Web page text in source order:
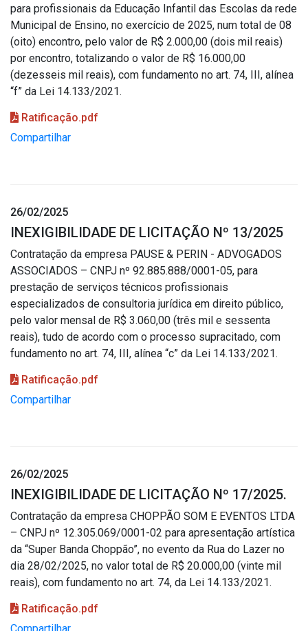
para profissionais da Educação Infantil das Escolas da rede
Municipal de Ensino, no exercício de 2025, num total de 08
(oito) encontro, pelo valor de R$ 2.000,00 (dois mil reais)
por encontro, totalizando o valor de R$ 16.000,00
(dezesseis mil reais), com fundamento no art. 74, III, alínea
“f” da Lei 14.133/2021.
Ratificação.pdf
Compartilhar
26/02/2025
INEXIGIBILIDADE DE LICITAÇÃO Nº 13/2025
Contratação da empresa PAUSE & PERIN - ADVOGADOS
ASSOCIADOS – CNPJ nº 92.885.888/0001-05, para
prestação de serviços técnicos profissionais
especializados de consultoria jurídica em direito público,
pelo valor mensal de R$ 3.060,00 (três mil e sessenta
reais), tudo de acordo com o processo supracitado, com
fundamento no art. 74, III, alínea “c” da Lei 14.133/2021.
Ratificação.pdf
Compartilhar
26/02/2025
INEXIGIBILIDADE DE LICITAÇÃO Nº 17/2025.
Contratação da empresa CHOPPÃO SOM E EVENTOS LTDA
– CNPJ nº 12.305.069/0001-02 para apresentação artística
da “Super Banda Choppão”, no evento da Rua do Lazer no
dia 28/02/2025, no valor total de R$ 20.000,00 (vinte mil
reais), com fundamento no art. 74, da Lei 14.133/2021.
Ratificação.pdf